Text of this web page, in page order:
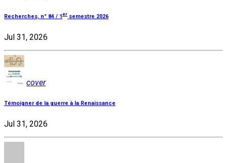
Recherches, n° 84 / 1 er semestre 2026
Jul 31, 2026
cover
Témoigner de la guerre à la Renaissance
Jul 31, 2026